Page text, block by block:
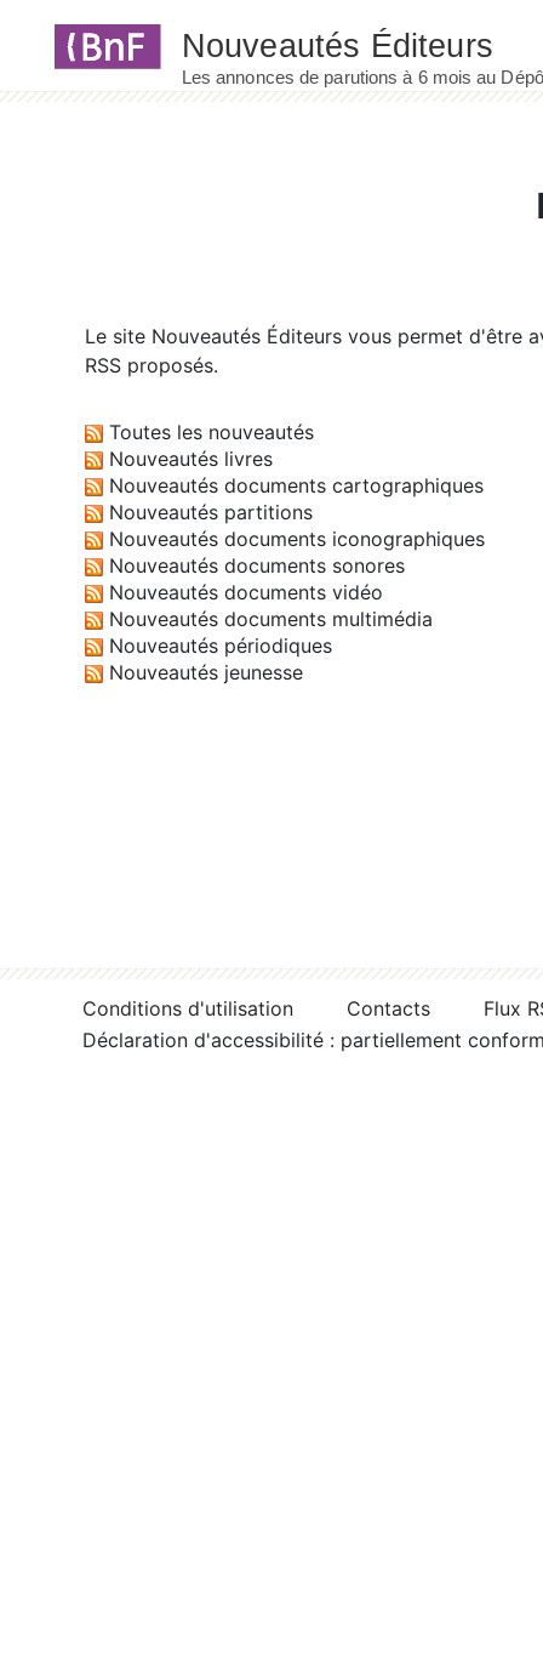
Le site Nouveautés Éditeurs vous permet d'être
RSS proposés.
Toutes les nouveautés
Nouveautés livres
Nouveautés documents cartographiques
Nouveautés partitions
Nouveautés documents iconographiques
Nouveautés documents sonores
Nouveautés documents vidéo
Nouveautés documents multimédia
Nouveautés périodiques
Nouveautés jeunesse
Conditions d'utilisation Contacts
Flux
Déclaration d'accessibilité : partiellement